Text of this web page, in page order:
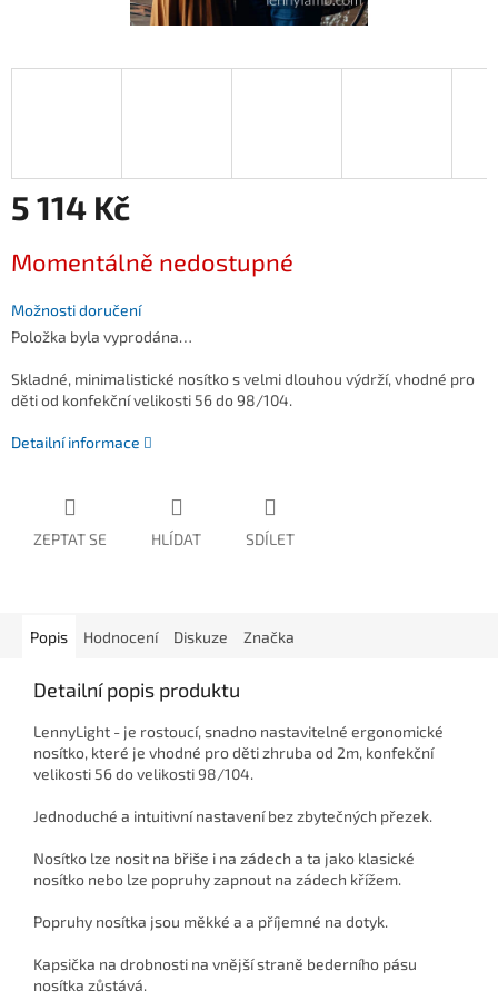
5 114 Kč
cena:
Momentálně nedostupné
Možnosti doručení
Položka byla vyprodána…
Skladné, minimalistické nosítko s velmi dlouhou výdrží, vhodné pro
děti od konfekční velikosti 56 do 98/104.
Detailní informace
ZEPTAT SE HLÍDAT SDÍLET
Popis Hodnocení Diskuze Značka
Detailní popis produktu
LennyLight - je rostoucí, snadno nastavitelné ergonomické
nosítko, které je vhodné pro děti zhruba od 2m, konfekční
velikosti 56 do velikosti 98/104.
Jednoduché a intuitivní nastavení bez zbytečných přezek.
Nosítko lze nosit na břiše i na zádech a ta jako klasické
nosítko nebo lze popruhy zapnout na zádech křížem.
Popruhy nosítka jsou měkké a a příjemné na dotyk.
Kapsička na drobnosti na vnější straně bederního pásu
nosítka zůstává.